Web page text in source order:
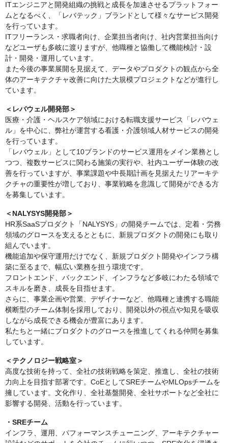
ITエンジニアと開発組織の挑戦と成長を加速させるプラットフォー
ムとなるべく、「レバテック」ブランドとして様々なサービス開発
を行っています。
ITフリーランス・求職者向け、企業担当者向け、社内営業担当向け
などユーザも多岐に渡りますが、他職種と協働して機能検討・設
計・開発・運用しています。
また今後の事業展開を見据えて、データやプロダクトの観点から全
体のアーキテクチャ改善に向けた大規模プロジェクトなどが進行し
ています。
＜レバウェル開発部＞
医療・介護・ヘルスケア領域における転職支援サービス「レバウェ
ル」を中心に、弊社が運営する看護・介護領域人材サービスの開発
を行っています。
「レバウェル」として10ブランドのサービス運用をメイン業務とし
つつ、複数サービスに関わる施策の実行や、社内ユーザー体験の改
善を行っていますが、事業課題や中長期計画を見据えたリアーキテ
クチャの重要性が増しており、事業戦略を意識して開発ができる方
を募集しています。
＜NALYSYS開発部＞
HR系SaaSプロダクト「NALYSYS」の開発チームでは、定着・労務
領域のグロースを支えるとともに、新規プロダクトの開発にも取り
組んでいます。
機能追加や保守運用だけでなく、新規プロダクト開発やインフラ構
築に至るまで、幅広い業務を担う環境です。
フロントエンド、バックエンド、インフラなど多岐にわたる領域で
スキルを磨き、成長を目指せます。
さらに、事業企画や営業、デザイナーなど、他職種と連携する職能
横断型のチーム体制を採用しており、開発以外の視点や知見を吸収
しながら成長できる機会が豊富にあります。
私たちと一緒にプロダクトのグロースを推進してくれる仲間を募集
しています。
＜テクノロジー戦略室＞
高度な技術を持って、全社の技術戦略を策定、推進し、全社の技術
力向上を目指す部署です。CoEとしてSREチームやMLOpsチームを
擁しています。文化作り、全社基盤開発、全社サポートなど全社に
影響する開発、活動を行っています。
・SREチーム
インフラ、運用、パフォーマンスチューニング、アーキテクチャー